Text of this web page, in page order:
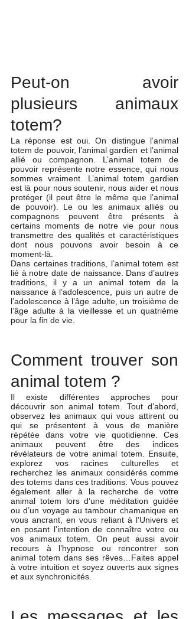
Peut-on avoir
plusieurs animaux
totem?
La réponse est oui. On distingue l’animal
totem de pouvoir, l’animal gardien et l’animal
allié ou compagnon. L’animal totem de
pouvoir représente notre essence, qui nous
sommes vraiment. L’animal totem gardien
est là pour nous soutenir, nous aider et nous
protéger (il peut être le même que l’animal
de pouvoir). Le ou les animaux alliés ou
compagnons peuvent être présents à
certains moments de notre vie pour nous
transmettre des qualités et caractéristiques
dont nous pouvons avoir besoin à ce
moment-là.
Dans certaines traditions, l’animal totem est
lié à notre date de naissance. Dans d’autres
traditions, il y a un animal totem de la
naissance à l’adolescence, puis un autre de
l’adolescence à l’âge adulte, un troisième de
l’âge adulte à la vieillesse et un quatrième
pour la fin de vie.
Comment trouver son
animal totem ?
Il existe différentes approches pour
découvrir son animal totem. Tout d’abord,
observez les animaux qui vous attirent ou
qui se présentent à vous de manière
répétée dans votre vie quotidienne. Ces
animaux peuvent être des indices
révélateurs de votre animal totem. Ensuite,
explorez vos racines culturelles et
recherchez les animaux considérés comme
des totems dans ces traditions. Vous pouvez
également aller à la recherche de votre
animal totem lors d’une méditation guidée
ou d’un voyage au tambour chamanique en
vous ancrant, en vous reliant à l’Univers et
en posant l’intention de connaître votre ou
vos animaux totem. On peut aussi avoir
recours à l’hypnose ou rencontrer son
animal totem dans ses rêves…Faites appel
à votre intuition et soyez ouverts aux signes
et aux synchronicités.